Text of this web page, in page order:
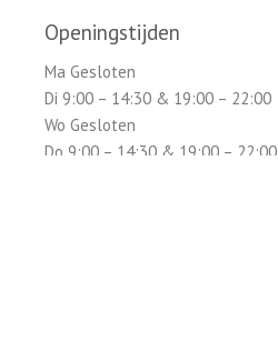
Openingstijden
Ma Gesloten
Di 9:00 – 14:30 & 19:00 – 22:00
Wo Gesloten
Do 9:00 – 14:30 & 19:00 – 22:00